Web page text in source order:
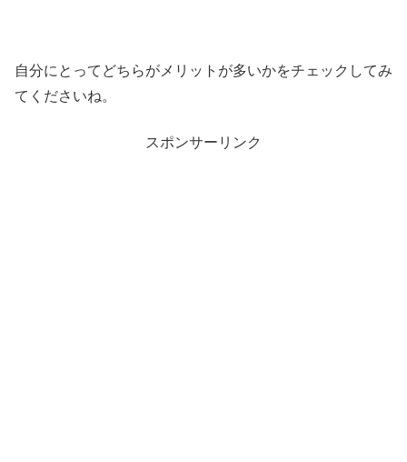
自分にとってどちらがメリットが多いかをチェックしてみ
てくださいね。
スポンサーリンク